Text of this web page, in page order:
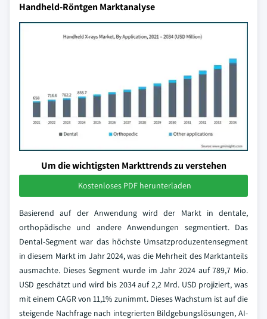
Handheld-Röntgen Marktanalyse
Um die wichtigsten Markttrends zu verstehen
Kostenloses PDF herunterladen
Basierend auf der Anwendung wird der Markt in dentale,
orthopädische und andere Anwendungen segmentiert. Das
Dental-Segment war das höchste Umsatzproduzentensegment
in diesem Markt im Jahr 2024, was die Mehrheit des Marktanteils
ausmachte. Dieses Segment wurde im Jahr 2024 auf 789,7 Mio.
USD geschätzt und wird bis 2034 auf 2,2 Mrd. USD projiziert, was
mit einem CAGR von 11,1% zunimmt. Dieses Wachstum ist auf die
steigende Nachfrage nach integrierten Bildgebungslösungen, AI-